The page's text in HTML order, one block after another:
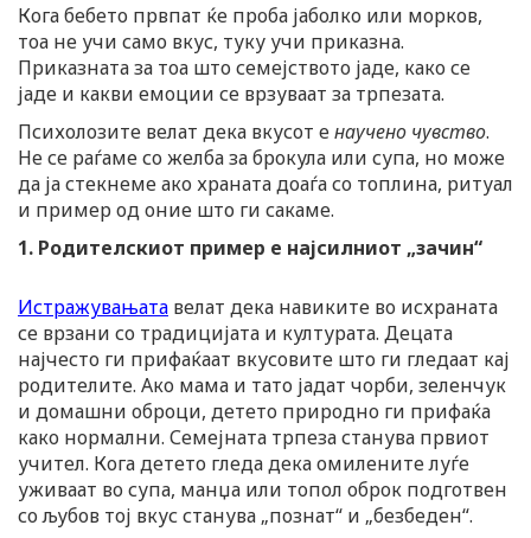
Кога бебето првпат ќе проба јаболко или морков,
тоа не учи само вкус, туку учи приказна.
Приказната за тоа што семејството јаде, како се
јаде и какви емоции се врзуваат за трпезата.
Психолозите велат дека вкусот енаучено чувство.
Не се раѓаме со желба за брокула или супа, но може
да ја стекнеме ако храната доаѓа со топлина, ритуал
и пример од оние што ги сакаме.
1. Родителскиот пример е најсилниот „зачин“
Истражувањата велат дека навиките во исхраната
се врзани со традицијата и културата. Децата
најчесто ги прифаќаат вкусовите што ги гледаат кај
родителите. Ако мама и тато јадат чорби, зеленчук
и домашни оброци, детето природно ги прифаќа
како нормални. Семејната трпеза станува првиот
учител. Кога детето гледа дека омилените луѓе
уживаат во супа, манџа или топол оброк подготвен
со љубов тој вкус станува „познат“ и „безбеден“.